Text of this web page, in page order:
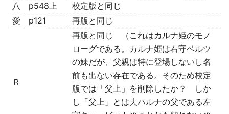
八
p548上
校定版と同じ
愛
p121 再版と同じ
Ｒ
再版と同じ （これはカルナ姫のモノ
ローグである。カルナ姫は右守ベルツ
の妹だが、父親は特に登場しないし名
前も出ない存在である。そのため校定
版では「父上」を削除したか？ しか
し「父上」とは夫ハルナの父である左